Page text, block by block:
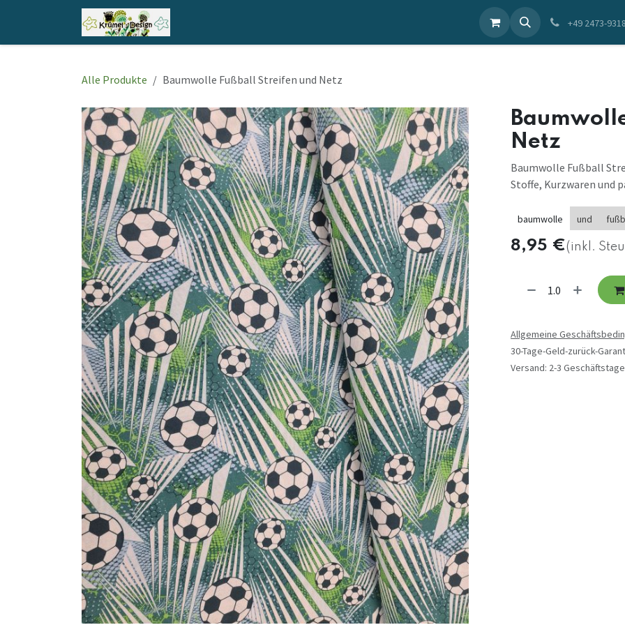
Zum Inhalt springen
+49 2473-
Alle Produkte Baumwolle Fußball Streifen und Netz
Netz
Baumwolle Fußball
Stoffe, Kurzwaren und
baumwolle und
8,95 €(inkl.
Allgemeine
30-Tage-Geld-zurück-
Versand: 2-3 Geschäftstage